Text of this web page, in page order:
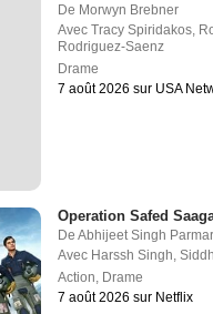
De Morwyn Brebner
AvecTracy Spiridakos
Rodriguez-Saenz
Drame
7 août 2026 sur USA
Operation Safed
DeAbhijeet Singh Parmar
Avec Harssh Singh,
Action, Drame
7 août 2026 sur Netflix